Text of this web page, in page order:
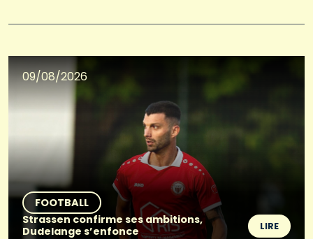
09/08/2026
FOOTBALL
Strassen confirme ses ambitions,
Dudelange s’enfonce
LIRE